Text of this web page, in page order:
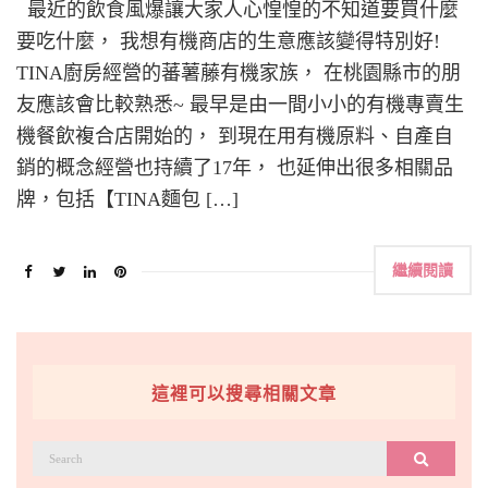
最近的飲食風爆讓大家人心惶惶的不知道要買什麼
要吃什麼， 我想有機商店的生意應該變得特別好!
TINA廚房經營的蕃薯藤有機家族， 在桃園縣市的朋
友應該會比較熟悉~ 最早是由一間小小的有機專賣生
機餐飲複合店開始的， 到現在用有機原料、自產自
銷的概念經營也持續了17年， 也延伸出很多相關品
牌，包括【TINA麵包 […]
繼續閱讀
這裡可以搜尋相關文章
搜尋